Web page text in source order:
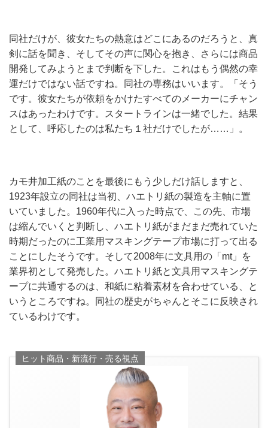
同社だけが、彼女たちの熱意はどこにあるのだろうと、真
剣に話を聞き、そしてその声に関心を抱き、さらには商品
開発してみようとまで判断を下した。これはもう偶然の幸
運だけではない話ですね。同社の専務はいいます。「そう
です。彼女たちが依頼をかけたすべてのメーカーにチャン
スはあったわけです。スタートラインは一緒でした。結果
として、呼応したのは私たち１社だけでしたが……」。
カモ井加工紙のことを最後にもう少しだけ話しますと、
1923年設立の同社は当初、ハエトリ紙の製造を主軸に置
いていました。1960年代に入った時点で、この先、市場
は縮んでいくと判断し、ハエトリ紙がまだまだ売れていた
時期だったのに工業用マスキングテープ市場に打って出る
ことにしたそうです。そして2008年に文具用の「mt」を
業界初として発売した。ハエトリ紙と文具用マスキングテ
ープに共通するのは、和紙に粘着素材を合わせている、と
いうところですね。同社の歴史がちゃんとそこに反映され
ているわけです。
ヒット商品・新流行・売る視点